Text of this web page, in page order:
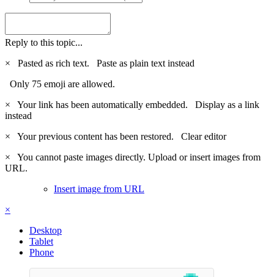
Reply to this topic...
×
Pasted as rich text. Paste as plain text instead
Only 75 emoji are allowed.
×
Your link has been automatically embedded. Display as a link
instead
×
Your previous content has been restored. Clear editor
×
You cannot paste images directly. Upload or insert images from
URL.
Insert image from URL
×
Desktop
Tablet
Phone